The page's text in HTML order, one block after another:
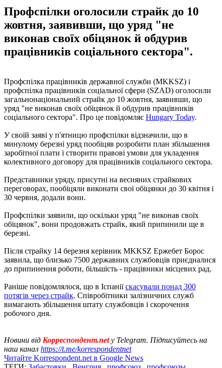
Профспілки оголосили страйк до 10
жовтня, заявивши, що уряд "не
виконав своїх обіцянок й обдурив
працівників соціального сектора".
Профспілка працівників державної служби (MKKSZ) і
профспілка працівників соціальної сфери (SZAD) оголосили
загальнонаціональний страйк до 10 жовтня, заявивши, що
уряд "не виконав своїх обіцянок й обдурив працівників
соціального сектора". Про це повідомляє Hungary Today.
У своїй заяві у п'ятницю профспілки відзначили, що в
минулому березні уряд пообіцяв розробити план збільшення
заробітної плати і створити правові умови для укладення
колективного договору для працівників соціального сектора.
Представники уряду, присутні на весняних страйкових
переговорах, пообіцяли виконати свої обіцянки до 30 квітня і
30 червня, додали вони.
Профспілки заявили, що оскільки уряд "не виконав своїх
обіцянок", вони продовжать страйк, який припинили ще в
березні.
Після страйку 14 березня керівник MKKSZ Ержебет Борос
заявила, що близько 7500 державних службовців приєдналися
до припинення роботи, більшість - працівники місцевих рад.
Раніше повідомлялося, що в Іспаніїскасували понад 300
потягів через страйк. Співробітники залізничних служб
вимагають збільшення штату службовців і скорочення
робочого дня.
Новини від Корреспондент.netу Telegram. Підписуйтесь на
наш канал https://t.me/korrespondentnet
Читайте Korrespondent.net в Google News